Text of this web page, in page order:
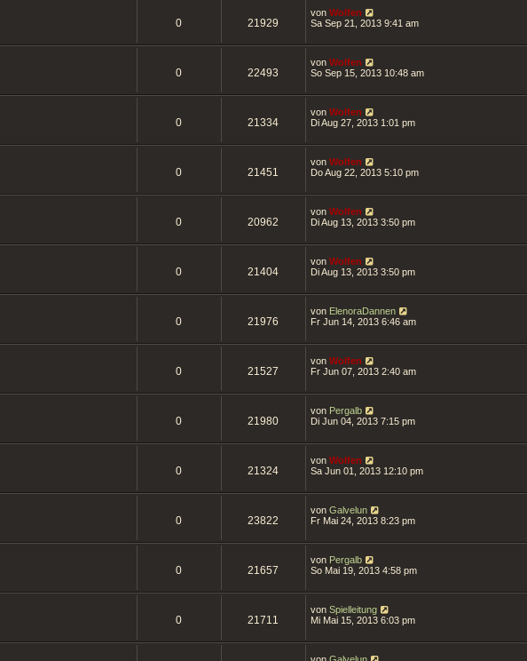
0 21929
von Wolfen
Sa Sep 21, 2013 9:41 am
0 22493
von Wolfen
So Sep 15, 2013 10:48 am
0 21334
von Wolfen
Di Aug 27, 2013 1:01 pm
0 21451
von Wolfen
Do Aug 22, 2013 5:10 pm
0 20962
von Wolfen
Di Aug 13, 2013 3:50 pm
0 21404
von Wolfen
Di Aug 13, 2013 3:50 pm
0 21976
von ElenoraDannen
Fr Jun 14, 2013 6:46 am
0 21527
von Wolfen
Fr Jun 07, 2013 2:40 am
0 21980
von Pergalb
Di Jun 04, 2013 7:15 pm
0 21324
von Wolfen
Sa Jun 01, 2013 12:10 pm
0 23822
von Galvelun
Fr Mai 24, 2013 8:23 pm
0 21657
von Pergalb
So Mai 19, 2013 4:58 pm
0 21711
von Spielleitung
Mi Mai 15, 2013 6:03 pm
von Galvelun